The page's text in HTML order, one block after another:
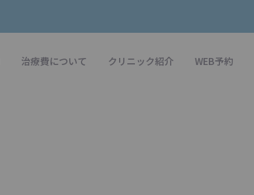
治療費について クリニック紹介 WEB予約